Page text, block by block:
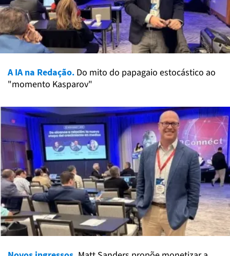
A IA na Redação. Do mito do papagaio estocástico ao
"momento Kasparov"